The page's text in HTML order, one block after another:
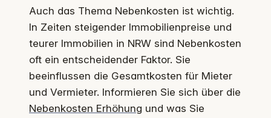
Auch das Thema Nebenkosten ist wichtig.
In Zeiten steigender Immobilienpreise und
teurer Immobilien in NRW sind Nebenkosten
oft ein entscheidender Faktor. Sie
beeinflussen die Gesamtkosten für Mieter
und Vermieter. Informieren Sie sich über die
Nebenkosten Erhöhung und was Sie